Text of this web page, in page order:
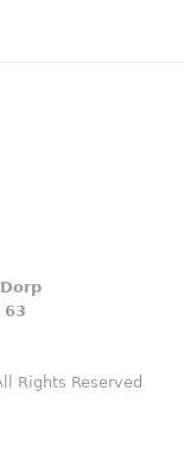
63
Rights Reserved